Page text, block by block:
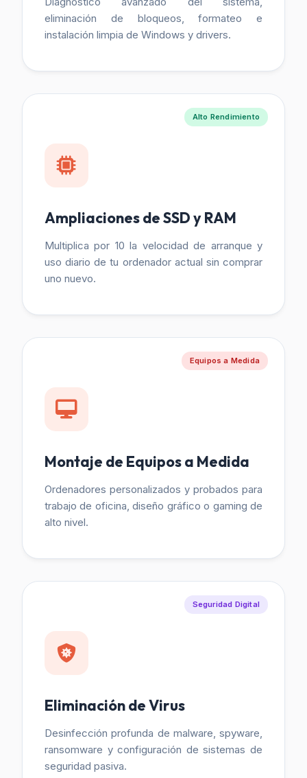
eliminación de bloqueos, formateo e
instalación limpia de Windows y drivers.
Alto Rendimiento
Ampliaciones de SSD y RAM
Multiplica por 10 la velocidad de arranque y
uso diario de tu ordenador actual sin comprar
uno nuevo.
Equipos a Medida
Montaje de Equipos a Medida
Ordenadores personalizados y probados para
trabajo de oficina, diseño gráfico o gaming de
alto nivel.
Seguridad Digital
Eliminación de Virus
Desinfección profunda de malware, spyware,
ransomware y configuración de sistemas de
seguridad pasiva.